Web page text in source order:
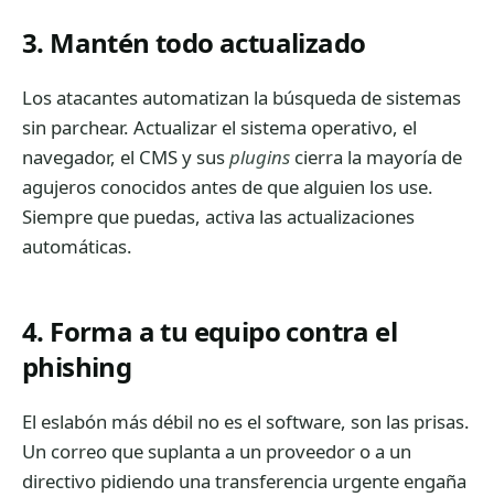
3. Mantén todo actualizado
Los atacantes automatizan la búsqueda de sistemas
sin parchear. Actualizar el sistema operativo, el
navegador, el CMS y susplugins cierra la mayoría de
agujeros conocidos antes de que alguien los use.
Siempre que puedas, activa las actualizaciones
automáticas.
4. Forma a tu equipo contra el
phishing
El eslabón más débil no es el software, son las prisas.
Un correo que suplanta a un proveedor o a un
directivo pidiendo una transferencia urgente engaña